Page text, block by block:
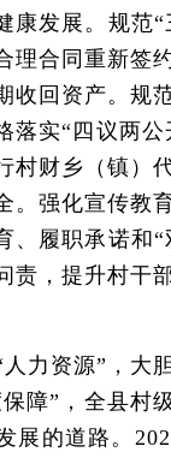
康发展。规范
理合同重新签
收回资产。规
落实“四议两
村财乡（镇）
。强化宣传教
、履职承诺和
责，提升村干
力资源”，大
障”，全县村
展的道路。